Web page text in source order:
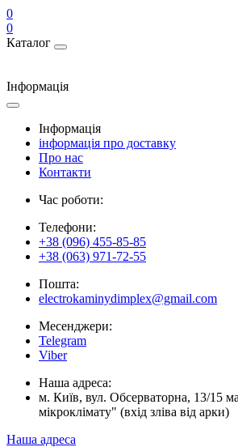
0
0
Каталог
Інформація
Інформація
інформація про доставку
Про нас
Контакти
Час роботи:
Телефони:
+38 (096) 455-85-85
+38 (063) 971-72-55
Пошта:
electrokaminydimplex@gmail.com
Месенджери:
Telegram
Viber
Наша адреса:
м. Київ, вул. Обсерваторна, 13/15
мікроклімату" (вхід зліва від арки)
Наша адреса